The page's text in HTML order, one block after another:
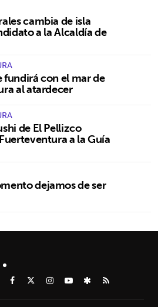
cambia de isla
a la Alcaldía de
fundirá con el mar de
al atardecer
de El Pellizco
a la Guía
dejamos de ser